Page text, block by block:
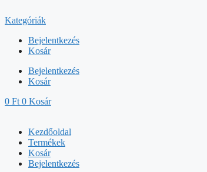
a
Kategóriák
Bejelentkezés
Kosár
Bejelentkezés
Kosár
0 Ft 0 Kosár
Kezdőoldal
Termékek
Kosár
Bejelentkezés